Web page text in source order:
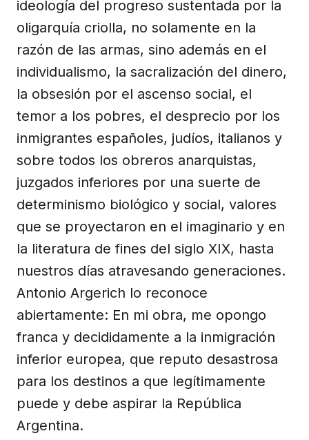
ideología del progreso sustentada por la
oligarquía criolla, no solamente en la
razón de las armas, sino además en el
individualismo, la sacralización del dinero,
la obsesión por el ascenso social, el
temor a los pobres, el desprecio por los
inmigrantes españoles, judíos, italianos y
sobre todos los obreros anarquistas,
juzgados inferiores por una suerte de
determinismo biológico y social, valores
que se proyectaron en el imaginario y en
la literatura de fines del siglo XIX, hasta
nuestros días atravesando generaciones.
Antonio Argerich lo reconoce
abiertamente: En mi obra, me opongo
franca y decididamente a la inmigración
inferior europea, que reputo desastrosa
para los destinos a que legítimamente
puede y debe aspirar la República
Argentina.